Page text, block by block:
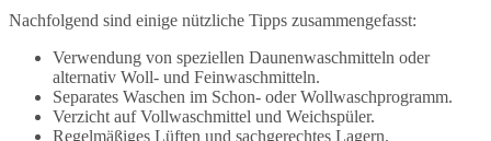
Nachfolgend sind einige nützliche Tipps zusammengefasst:
Verwendung von speziellen Daunenwaschmitteln oder
alternativ Woll- und Feinwaschmitteln.
Separates Waschen im Schon- oder Wollwaschprogramm.
Verzicht auf Vollwaschmittel und Weichspüler.
Regelmäßiges Lüften und sachgerechtes Lagern.